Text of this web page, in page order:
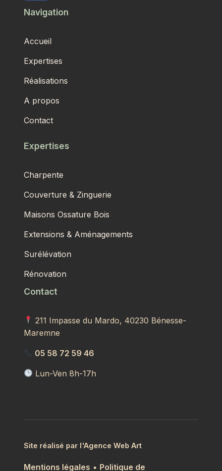
Navigation
Accueil
Expertises
Réalisations
A propos
Contact
Expertises
Charpente
Couverture & Zinguerie
Maisons Ossature Bois
Extensions & Aménagements
Surélévation
Rénovation
Contact
211 Impasse du Mardo, 40230 Bénesse-
Maremne
05 58 72 59 46
Lun-Ven 8h-17h
Site réalisé par l'Agence Web Art
Mentions légales • Politique de